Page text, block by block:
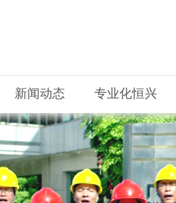
新闻动态 专业化恒兴